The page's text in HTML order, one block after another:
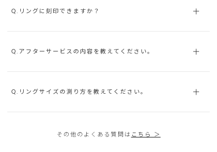
Q.リングに刻印できますか？
Q.アフターサービスの内容を教えてください。
Q.リングサイズの測り方を教えてください。
その他のよくある質問は こちら ＞